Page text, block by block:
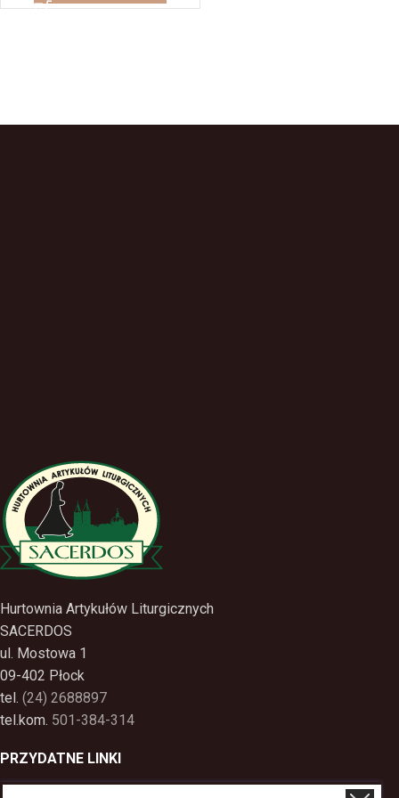
Hurtownia Artykułów Liturgicznych
SACERDOS
ul. Mostowa 1
09-402 Płock
tel. (24) 2688897
tel.kom. 501-384-314
PRZYDATNE LINKI